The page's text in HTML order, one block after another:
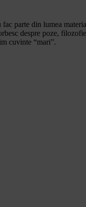
parte din lumea
despre poze,
cuvinte “mari”.